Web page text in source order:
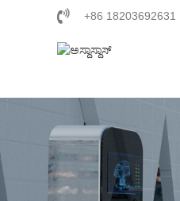
+86 18203692631